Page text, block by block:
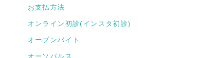
お支払方法
オンライン初診(インスタ初診)
オープンバイト
オーソパルス